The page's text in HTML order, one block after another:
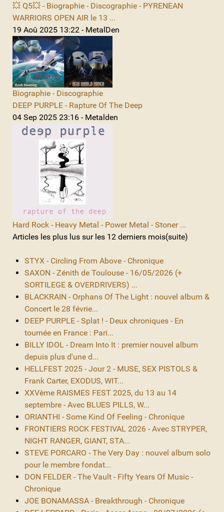
💥 Q5💥 - Biographie - Discographie - PYRENEAN
WARRIORS OPEN AIR le 13 ...
19 Aoû 2025 13:22 - MetalDen
Biographie - Discographie
DEEP PURPLE - Rapture Of The Deep
04 Sep 2025 23:16 - Metalden
Hard Rock - Heavy Metal - Power Metal - Stoner ...
Articles les plus lus sur les 12 derniers mois(suite)
STYX - Circling From Above - Chronique
SAXON - Zénith de Toulouse - 16/05/2026 (+
SORTILEGE & OVERDRIVERS) ...
BLACKRAIN - Orphans Of The Light : nouvel album &
Concert le 28 févrie...
DEEP PURPLE - Splat ! - Deux chroniques - En
tournée en France : Pari...
BILLY IDOL - Dream Into It : premier nouvel album
depuis plus d'une d...
HELLFEST 2025 - Jour 2 - MUSE, SEX PISTOLS &
Frank Carter, EXODUS, WIT...
XXVème RAISMES FEST 2025, du 13 au 14
septembre - Avec BLUES PILLS, W...
ORIANTHI - Some Kind Of Feeling - Chronique
FRONTIERS ROCK FESTIVAL 2026 - Avec STRYPER,
NIGHT RANGER, GIANT, STA...
STEVE PORCARO - The Very Day : nouvel album solo
pour le membre fondat...
DON FELDER - The Vault - Fifty Years Of Music -
Chronique
JOE BONAMASSA - Breakthrough - Chronique